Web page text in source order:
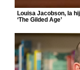
Louisa Jacobson, la
‘The Gilded Age’